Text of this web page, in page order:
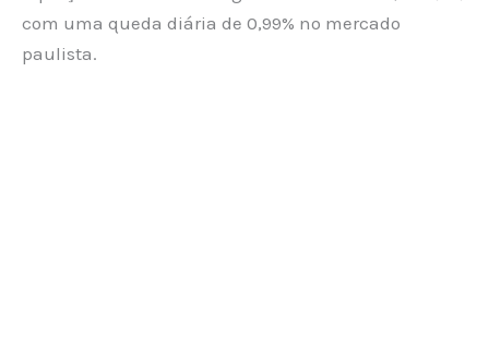
com uma queda diária de 0,99% no mercado
paulista.